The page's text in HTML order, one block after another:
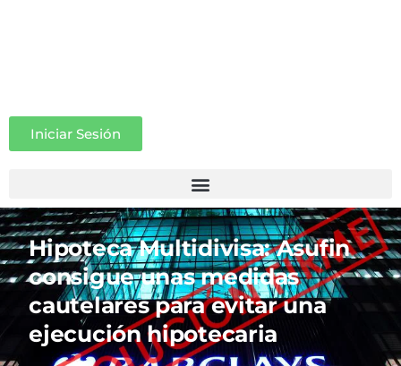
Iniciar Sesión
Hipoteca Multidivisa: Asufin
consigue unas medidas
cautelares para evitar una
ejecución hipotecaria